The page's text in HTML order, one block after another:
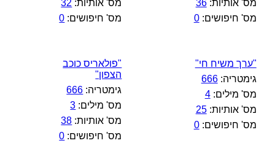
מס' אותיות:36
מס' חיפושים:0
מס' אותיות: 32
מס' חיפושים: 0
"ערך משיח חי"
גימטריה:666
מס' מילים:4
מס' אותיות:25
מס' חיפושים:0
"פולאריס כוכב
הצפון"
גימטריה: 666
מס' מילים: 3
מס' אותיות: 38
מס' חיפושים: 0